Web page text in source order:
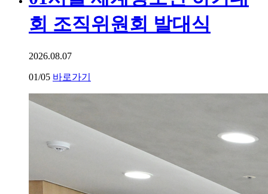
회 조직위원회 발대식
2026.08.07
01/05 바로가기